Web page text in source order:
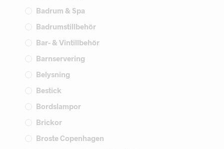
Badrum & Spa
Badrumstillbehör
Bar- & Vintillbehör
Barnservering
Belysning
Bestick
Bordslampor
Brickor
Broste Copenhagen